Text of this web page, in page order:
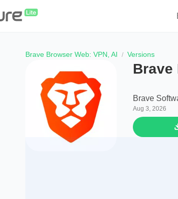
Brave Browser Web: VPN, AI Versions
Brave
Brave
Aug 3, 2026